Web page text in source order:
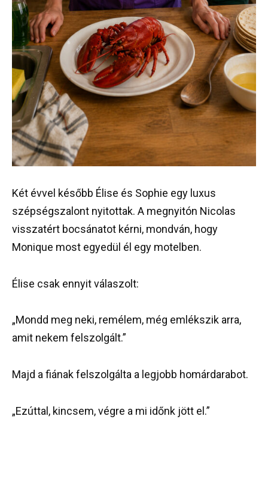
Két évvel később Élise és Sophie egy luxus
szépségszalont nyitottak. A megnyitón Nicolas
visszatért bocsánatot kérni, mondván, hogy
Monique most egyedül él egy motelben.
Élise csak ennyit válaszolt:
„Mondd meg neki, remélem, még emlékszik arra,
amit nekem felszolgált.”
Majd a fiának felszolgálta a legjobb homárdarabot.
„Ezúttal, kincsem, végre a mi időnk jött el.”